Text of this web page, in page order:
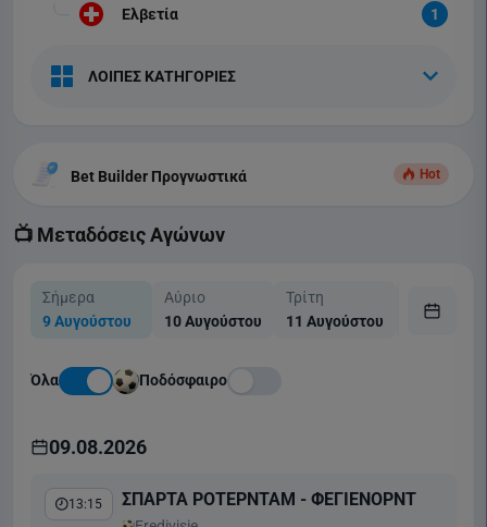
Ελβετία 1
ΛΟΙΠΕΣ ΚΑΤΗΓΟΡΙΕΣ
Bet Builder Προγνωστικά Hot
📺 Μεταδόσεις Αγώνων
Σήμερα
9 Αυγούστου
Αύριο
10 Αυγούστου
Τρίτη
11 Αυγούστου
12
Όλα Ποδόσφαιρο
09.08.2026
13:15 ΣΠΑΡΤΑ ΡΟΤΕΡΝΤΑΜ - ΦΕΓΙΕΝΟΡΝΤ